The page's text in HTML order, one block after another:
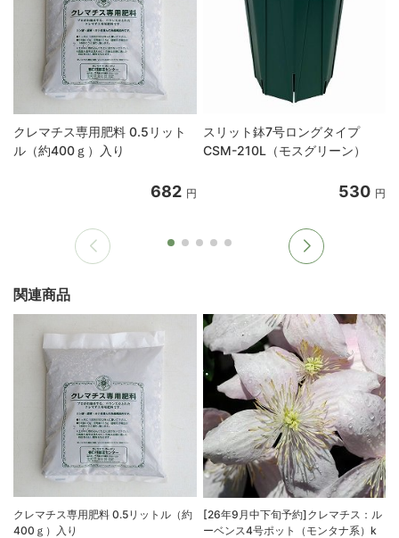
クレマチス専用肥料 0.5リット
ル（約400ｇ）入り
682 円
スリット鉢7号ロングタイプ
CSM-210L（モスグリーン）
530 円
関連商品
クレマチス専用肥料 0.5リットル（約
400ｇ）入り
[26年9月中下旬予約]クレマチス：ル
ーベンス4号ポット（モンタナ系）k